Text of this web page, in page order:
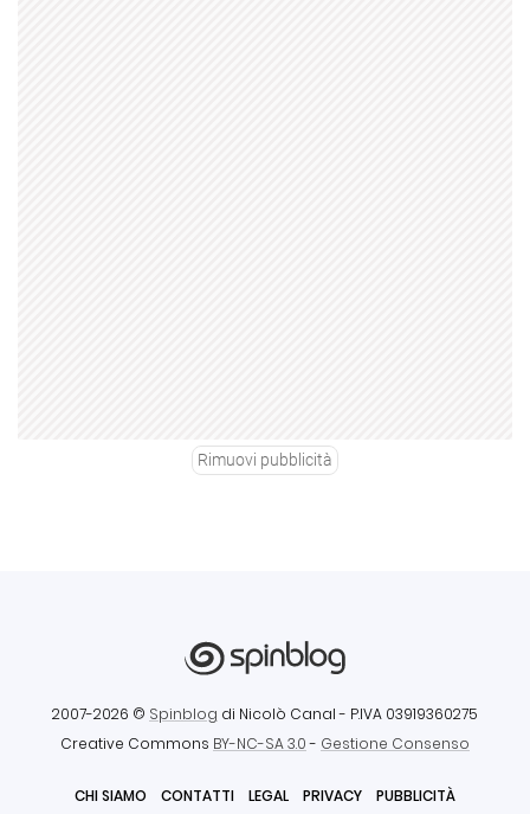
Rimuovi pubblicità
2007-2026 © Spinblog di Nicolò Canal - P.IVA 03919360275
Creative Commons BY-NC-SA 3.0- Gestione Consenso
CHI SIAMO CONTATTI LEGAL PRIVACY PUBBLICITÀ